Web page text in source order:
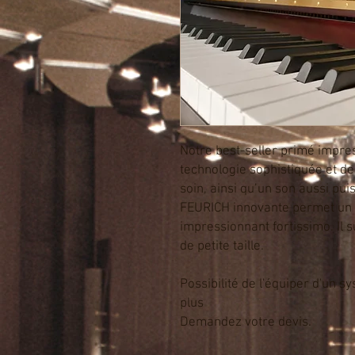
Notre best-seller primé
technologie sophistiquée et
soin, ainsi qu’un son aussi
FEURICH innovante permet
impressionnant fortissimo. Il
de petite taille.
Possibilité de l'équiper d'un
plus
Demandez votre devis.